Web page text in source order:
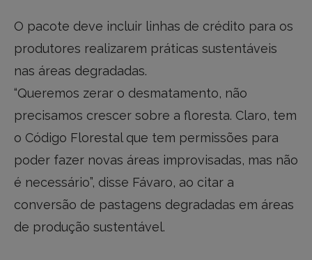
O pacote deve incluir linhas de crédito para os
produtores realizarem práticas sustentáveis
nas áreas degradadas.
“Queremos zerar o desmatamento, não
precisamos crescer sobre a floresta. Claro, tem
o Código Florestal que tem permissões para
poder fazer novas áreas improvisadas, mas não
é necessário”, disse Fávaro, ao citar a
conversão de pastagens degradadas em áreas
de produção sustentável.